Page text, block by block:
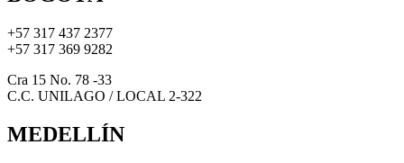
+57 317 437 2377
+57 317 369 9282
Cra 15 No. 78 -33
C.C. UNILAGO / LOCAL 2-322
MEDELLÍN